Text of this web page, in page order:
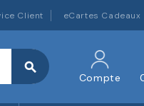
Client eCartes Cadeaux
search
Compte